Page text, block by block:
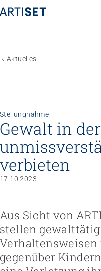
Personal rekrutieren und führen
Höhere Fachschule
Höhere Fachschule
Höhere Fachschule
Praxispartner werden
Praxispartner finden
Sozial- und Selbstkompetenz
Führung und Management
Laufbahnberatung
Föderation
Aktuelles
Stellungnahme
Gewalt in
verbieten
17.10.2023
Aus Sicht von
stellen
gegenüber